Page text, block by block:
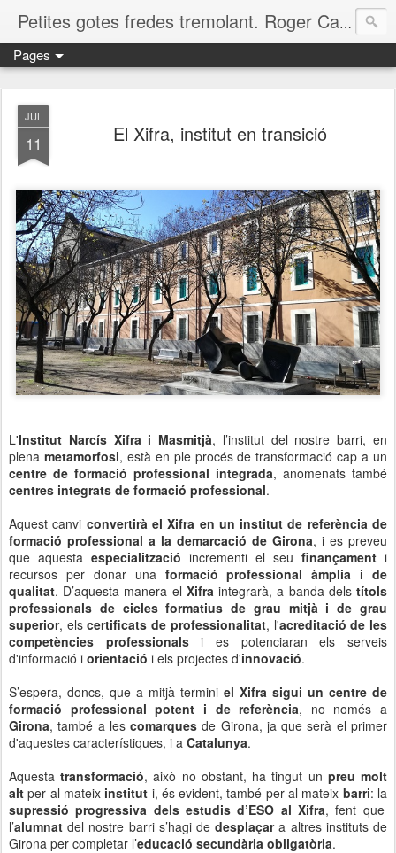
Petites gotes fredes tremolant. Roger Casero Gumbau. Girona
Pages
JUL
11 El Xifra, institut en transició
L'Institut Narcís Xifra i Masmitjà, l’institut del nostre barri, en
plena metamorfosi, està en ple procés de transformació cap a un
centre de formació professional integrada, anomenats també
centres integrats de formació professional.
Aquest canvi convertirà el Xifra en un institut de referència de
formació professional a la demarcació de Girona, i es preveu
que aquesta especialització incrementi el seu finançament i
recursos per donar una formació professional àmplia i de
qualitat. D’aquesta manera el Xifra integrarà, a banda delstítols
professionals de cicles formatius de grau mitjà i de grau
superior, elscertificats de professionalitat, l'acreditació de les
competències professionalsi es potenciaran els serveis
d'informació i orientació i els projectes d'innovació.
S’espera, doncs, que a mitjà termini el Xifra sigui un centre de
formació professional potent i de referència, no només a
Girona, també a lescomarquesde Girona, ja que serà el primer
d'aquestes característiques, i a Catalunya.
Aquestatransformació, això no obstant, ha tingut un preu molt
alt per al mateix institut i, és evident, també per al mateix barri: la
supressió progressiva dels estudis d’ESO al Xifra, fent que
l’alumnatdel nostre barri s’hagi dedesplaçara altres instituts de
Girona per completar l’educació secundària obligatòria.